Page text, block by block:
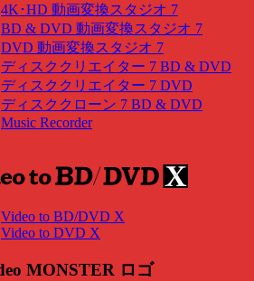
4K･HD 動画変換スタジオ 7
BD & DVD 動画変換スタジオ 7
DVD 動画変換スタジオ 7
ディスククリエイター 7 BD & DVD
ディスククリエイター 7 DVD
ディスククローン 7 BD & DVD
Music Recorder
Video to BD/DVD X
Video to DVD X